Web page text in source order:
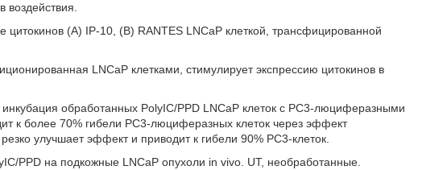
(A) IP-10, (В) RANTES LNCaP клеткой, трансфицированной
LNCaP клетками, стимулирует экспрессию цитокинов в
обработанных PolyIC/PPD LNCaP клеток с РС3-люциферазными
к более 70% гибели РС3-люциферазных клеток через эффект
улучшает эффект и приводит к гибели 90% РС3-клеток.
PPD на подкожные LNCaP опухоли in vivo. UT, необработанные.